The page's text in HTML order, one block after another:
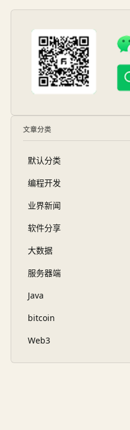
文章分类
默认分类
编程开发
业界新闻
软件分享
大数据
服务器端
Java
bitcoin
Web3